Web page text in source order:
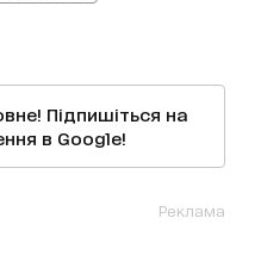
Підпишіться на
в Google!
Реклама